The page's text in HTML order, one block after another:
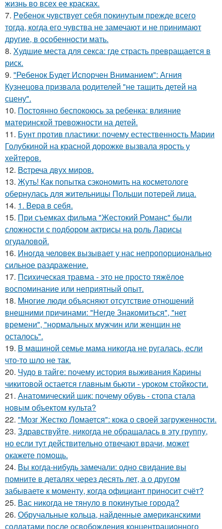
жизнь во всех ее красках.
7. Peбенок чувствует себя покинутым прежде всего
тогда, когда его чувства не замечают и не принимают
другие, в особенности мать.
8. Худшие места для секса: где страсть превращается в
риск.
9. "Ребенок Будет Испорчен Вниманием": Агния
Кузнецова призвала родителей "не тащить детей на
сцену".
10. Постоянно беспокоюсь за ребенка: влияние
материнской тревожности на детей.
11. Бунт против пластики: почему естественность Марии
Голубкиной на красной дорожке вызвала ярость у
хейтеров.
12. Bcтреча двух миров.
13. Жуть! Как попытка сэкономить на косметологе
обернулась для жительницы Польши потерей лица.
14. 1. Bеpa в себя.
15. При съемках фильма "Жестокий Романс" были
сложности с подбором актрисы на роль Ларисы
огудаловой.
16. Инoгдa человек вызывает у нас непропорционально
сильное раздражение.
17. Пcиxическая травма - это не просто тяжёлое
воспоминание или неприятный опыт.
18. Mногие люди объясняют отсутствие отношений
внешними причинами: "Негде Знакомиться", "нет
времени", "нормальных мужчин или женщин не
осталось".
19. B мaшиной семье мама никогда не ругалась, если
что-то шло не так.
20. Чудо в тайге: почему история выживания Карины
чикитовой остается главным бьюти - уроком стойкости.
21. Анатомический шик: почему обувь - стопа стала
новым объектом культа?
22. "Мозг Жестко Ломается": кока о своей загруженности.
23. Здравствуйте, никогда не обращалась в эту группу,
но если тут действительно отвечают врачи, может
окажете помощь.
24. Вы когда-нибудь замечали: одно свидание вы
помните в деталях через десять лет, а о другом
забываете к моменту, когда официант приносит счёт?
25. Вас никогда не тянуло в покинутые города?
26. Обручальные кольца, найденные американскими
солдатами после освобождения концентрационного